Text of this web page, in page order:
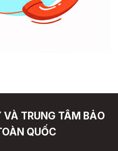
TRUNG TÂM BẢO
QUỐC